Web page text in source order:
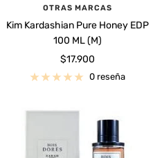
OTRAS MARCAS
Kim Kardashian Pure Honey EDP
100 ML (M)
Precio
de
$17.900
0 reseña